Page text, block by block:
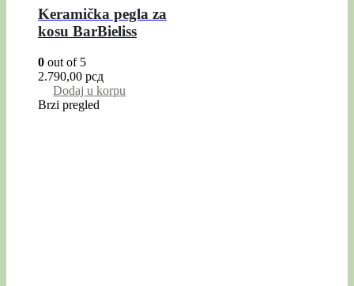
Keramička pegla za
kosu BarBieliss
0 out of 5
2.790,00 рсд
Dodaj u korpu
Brzi pregled